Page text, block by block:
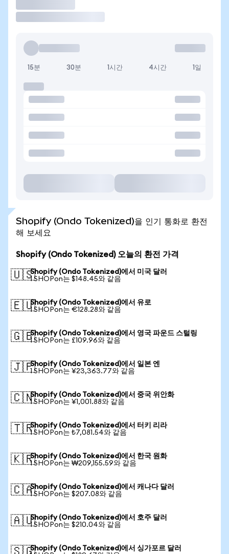
15분 30분 1시간 4시간 1일
Shopify (Ondo Tokenized)을 인기 통화로 환전
해 보세요
Shopify (Ondo Tokenized) 오늘의 환전 가격
🇺🇸Shopify (Ondo Tokenized)에서 미국 달러
1 SHOPon는 $148.45와 같음
🇪🇺Shopify (Ondo Tokenized)에서 유로
1 SHOPon는 €128.28와 같음
🇬🇧Shopify (Ondo Tokenized)에서 영국 파운드 스털링
1 SHOPon는 £109.96와 같음
🇯🇵Shopify (Ondo Tokenized)에서 일본 엔
1 SHOPon는 ¥23,363.77와 같음
🇨🇳Shopify (Ondo Tokenized)에서 중국 위안화
1 SHOPon는 ¥1,001.88와 같음
🇹🇷Shopify (Ondo Tokenized)에서 터키 리라
1 SHOPon는 ₺7,081.54와 같음
🇰🇷Shopify (Ondo Tokenized)에서 한국 원화
1 SHOPon는 ₩209,155.59와 같음
🇨🇦Shopify (Ondo Tokenized)에서 캐나다 달러
1 SHOPon는 $207.08와 같음
🇦🇺Shopify (Ondo Tokenized)에서 호주 달러
1 SHOPon는 $210.04와 같음
Shopify (Ondo Tokenized)에서 싱가포르 달러